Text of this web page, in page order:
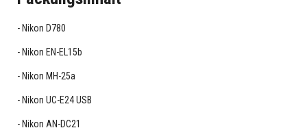
Nikon D780
Nikon EN-EL15b
Nikon MH-25a
Nikon UC-E24 USB
Nikon AN-DC21